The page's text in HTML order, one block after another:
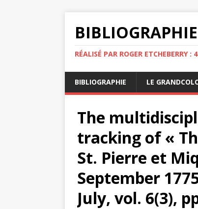
RÉALISÉ PAR ROGER ETCHEBERRY :
BIBLIOGRAPHIE LE
The
tracking of «
St. Pierre et
September
July, vol. 6(3),